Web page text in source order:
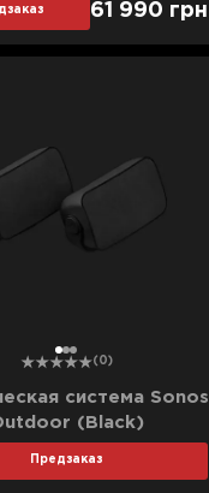
61 990 грн
12 3 (0)
система Sonos
(Black)
Предзаказ